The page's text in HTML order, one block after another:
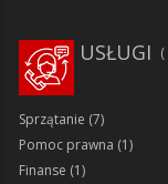
USŁUGI
Sprzątanie (7)
Pomoc prawna (1)
Finanse (1)